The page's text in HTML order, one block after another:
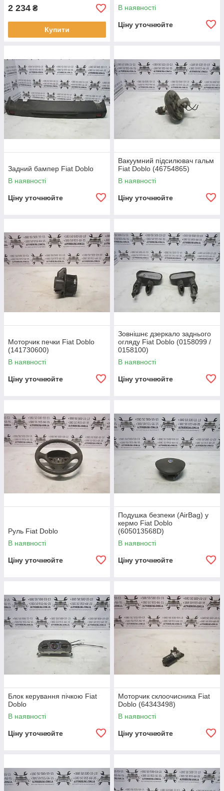
2 234 ₴
Купити
В наявності
Ціну уточнюйте
Задний бампер Fiat Doblo
В наявності
Ціну уточнюйте
Вакуумний підсилювач гальм
Fiat Doblo (46754865)
В наявності
Ціну уточнюйте
Моторчик печки Fiat Doblo
(141730600)
В наявності
Ціну уточнюйте
Зовнішнє дзеркало заднього
огляду Fiat Doblo (0158099 /
0158100)
В наявності
Ціну уточнюйте
Руль Fiat Doblo
В наявності
Ціну уточнюйте
Подушка безпеки (AirBag) у
кермо Fiat Doblo
(605013568D)
В наявності
Ціну уточнюйте
Блок керування пічкою Fiat
Doblo
В наявності
Ціну уточнюйте
Моторчик склоочисника Fiat
Doblo (64343498)
В наявності
Ціну уточнюйте